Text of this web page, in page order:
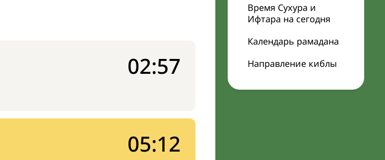
Время Сухура и
Ифтара на сегодня
Календарь рамадана
Направление киблы
02:57
05:12